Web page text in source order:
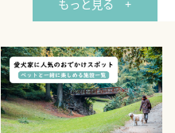
もっと見る +